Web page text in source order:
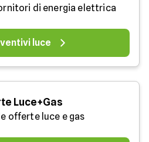
di energia elettrica
luce
Luce+Gas
offerte luce e gas